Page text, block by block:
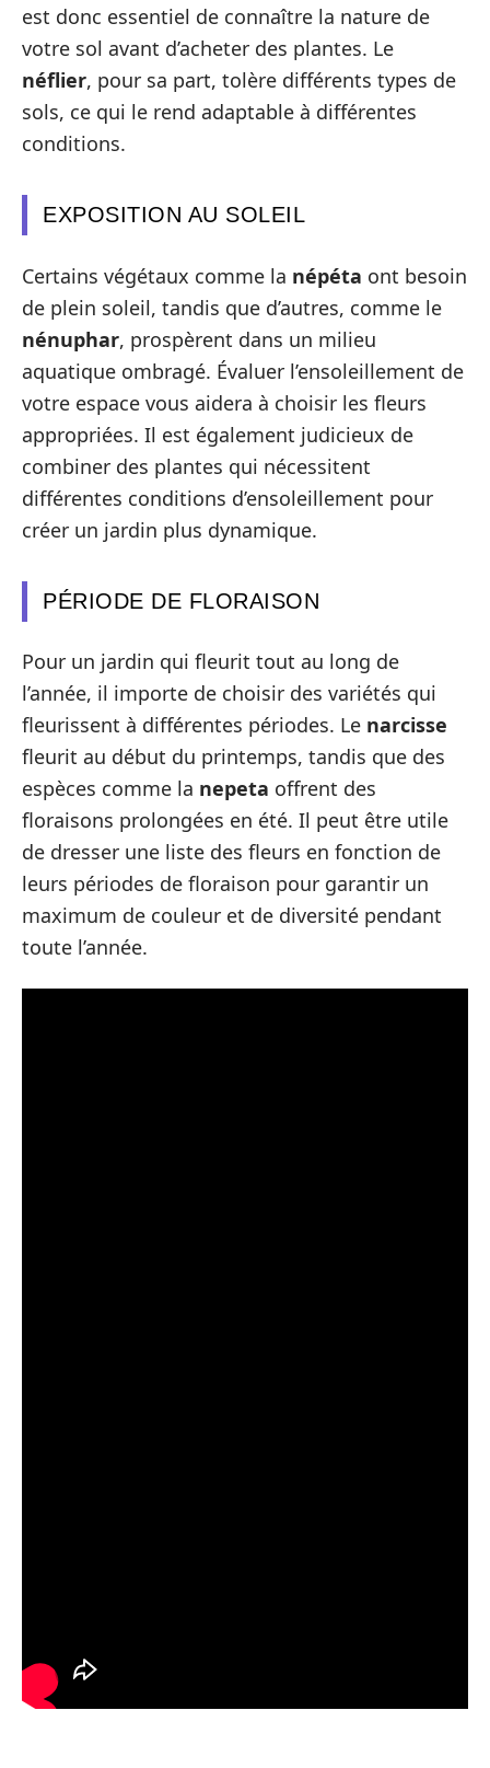
est donc essentiel de connaître la nature de
votre sol avant d’acheter des plantes. Le
néflier, pour sa part, tolère différents types de
sols, ce qui le rend adaptable à différentes
conditions.
EXPOSITION AU SOLEIL
Certains végétaux comme la népéta ont besoin
de plein soleil, tandis que d’autres, comme le
nénuphar, prospèrent dans un milieu
aquatique ombragé. Évaluer l’ensoleillement de
votre espace vous aidera à choisir les fleurs
appropriées. Il est également judicieux de
combiner des plantes qui nécessitent
différentes conditions d’ensoleillement pour
créer un jardin plus dynamique.
PÉRIODE DE FLORAISON
Pour un jardin qui fleurit tout au long de
l’année, il importe de choisir des variétés qui
fleurissent à différentes périodes. Le narcisse
fleurit au début du printemps, tandis que des
espèces comme la nepeta offrent des
floraisons prolongées en été. Il peut être utile
de dresser une liste des fleurs en fonction de
leurs périodes de floraison pour garantir un
maximum de couleur et de diversité pendant
toute l’année.